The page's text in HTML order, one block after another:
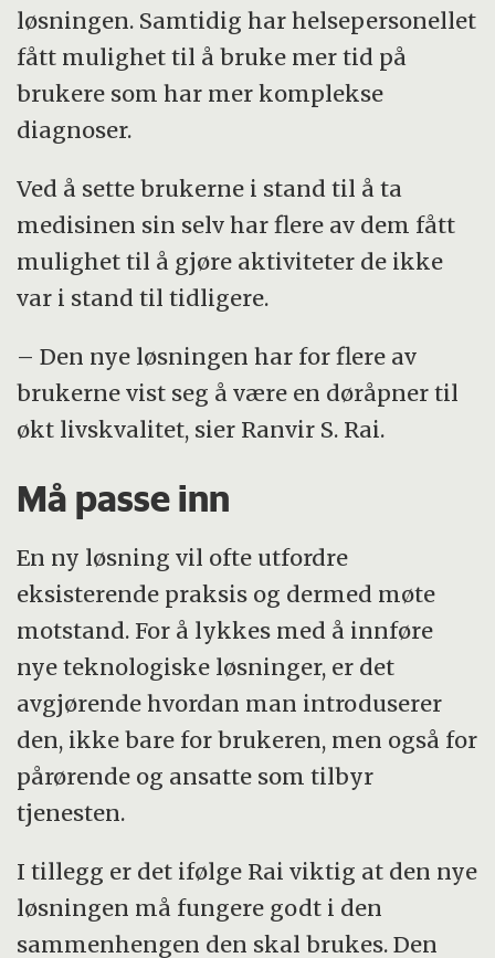
løsningen. Samtidig har helsepersonellet
fått mulighet til å bruke mer tid på
brukere som har mer komplekse
diagnoser.
Ved å sette brukerne i stand til å ta
medisinen sin selv har flere av dem fått
mulighet til å gjøre aktiviteter de ikke
var i stand til tidligere.
– Den nye løsningen har for flere av
brukerne vist seg å være en døråpner til
økt livskvalitet, sier Ranvir S. Rai.
Må passe inn
En ny løsning vil ofte utfordre
eksisterende praksis og dermed møte
motstand. For å lykkes med å innføre
nye teknologiske løsninger, er det
avgjørende hvordan man introduserer
den, ikke bare for brukeren, men også for
pårørende og ansatte som tilbyr
tjenesten.
I tillegg er det ifølge Rai viktig at den nye
løsningen må fungere godt i den
sammenhengen den skal brukes. Den